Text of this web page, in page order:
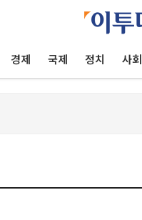
경제 국제 정치 사회